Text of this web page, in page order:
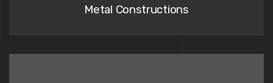
Metal Constructions